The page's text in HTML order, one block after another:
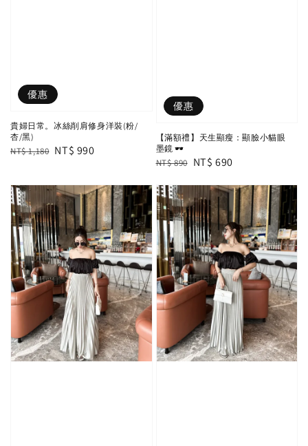
優惠
貴婦日常。冰絲削肩修身洋裝(粉/
杏/黑)
Regular
NT$ 1,180 Sale
NT$ 990
優惠
【滿額禮】天生顯瘦：顯臉小貓眼
墨鏡 🕶️
Regular
NT$ 890 Sale
NT$ 690